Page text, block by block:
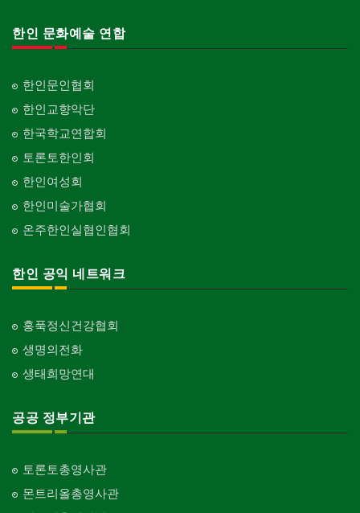
한인 문화예술 연합
한인문인협회
한인교향악단
한국학교연합회
토론토한인회
한인여성회
한인미술가협회
온주한인실협인협회
한인 공익 네트워크
홍푹정신건강협회
생명의전화
생태희망연대
공공 정부기관
토론토총영사관
몬트리올총영사관